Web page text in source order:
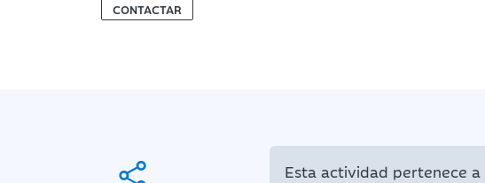
CONTACTAR
Esta actividad pertenece a